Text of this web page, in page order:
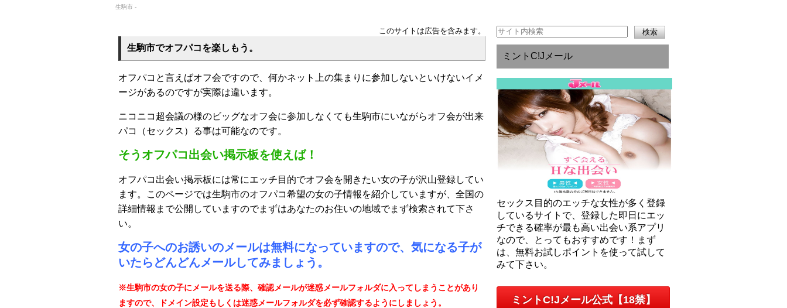
生駒市 -
このサイトは広告を含みます。
生駒市でオフパコを楽しもう。
オフパコと言えばオフ会ですので、何かネット上の集まりに参加しないといけないイメ
ージがあるのですが実際は違います。
ニコニコ超会議の様のビッグなオフ会に参加しなくても生駒市にいながらオフ会が出来
パコ（セックス）る事は可能なのです。
そうオフパコ出会い掲示板を使えば！
オフパコ出会い掲示板には常にエッチ目的でオフ会を開きたい女の子が沢山登録してい
ます。このページでは生駒市のオフパコ希望の女の子情報を紹介していますが、全国の
詳細情報まで公開していますのでまずはあなたのお住いの地域でまず検索されて下さ
い。
女の子へのお誘いのメールは無料になっていますので、気になる子が
いたらどんどんメールしてみましょう。
※生駒市の女の子にメールを送る際、確認メールが迷惑メールフォルダに入ってしまうことがあり
ますので、ドメイン設定もしくは迷惑メールフォルダを必ず確認するようにしましょう。
ミントC!Jメール
セックス目的のエッチな女性が多く登録
しているサイトで、登録した即日にエッ
チできる確率が最も高い出会い系アプリ
なので、とってもおすすめです！まず
は、無料お試しポイントを使って試して
みて下さい。
ミントC!Jメール公式【18禁】